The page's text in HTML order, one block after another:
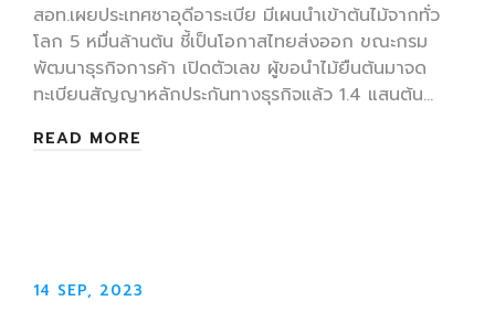
สอท.เผยประเทศซาอุดีอาระเบีย มีเผนนำเข้าต้นไม้จากทั่ว
โลก 5 หมื่นล้านต้น ชี้เป็นโอกาสไทยส่งออก ขณะกรม
พัฒนาธุรกิจการค้า เปิดตัวเลข ผู้ขอนำไม้ยืนต้นมาจด
ทะเบียนสัญญาหลักประกันทางธุรกิจแล้ว 1.4 แสนต้น…
READ MORE
14 SEP, 2023